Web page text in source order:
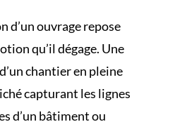
d’un ouvrage repose
qu’il dégage. Une
chantier en pleine
capturant les lignes
d’un bâtiment ou